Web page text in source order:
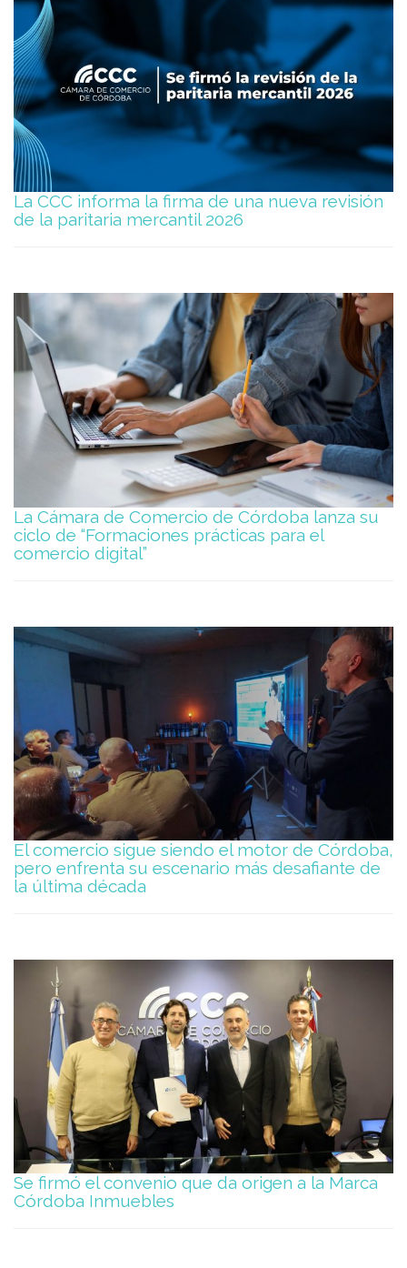
La CCC informa la firma de una nueva revisión
de la paritaria mercantil 2026
La Cámara de Comercio de Córdoba lanza su
ciclo de “Formaciones prácticas para el
comercio digital”
El comercio sigue siendo el motor de Córdoba,
pero enfrenta su escenario más desafiante de
la última década
Se firmó el convenio que da origen a la Marca
Córdoba Inmuebles